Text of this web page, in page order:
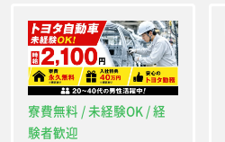
寮費無料 / 未経験OK / 経
験者歓迎